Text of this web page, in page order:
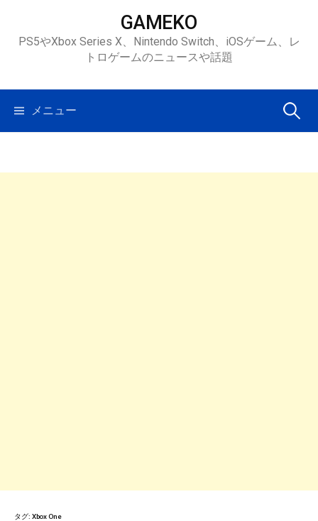
ツ
ス
GAMEKO
PS5やXbox Series X、Nintendo Switch、iOSゲーム、レ
トロゲームのニュースや話題
メニュー 検
タグ: Xbox One